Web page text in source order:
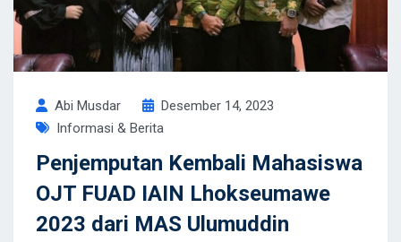
Abi Musdar
Desember 14, 2023
Informasi & Berita
Penjemputan Kembali Mahasiswa
OJT FUAD IAIN Lhokseumawe
2023 dari MAS Ulumuddin